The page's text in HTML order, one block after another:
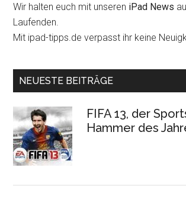
Wir halten euch mit unseren iPad News
Laufenden.
Mit ipad-tipps.de verpasst ihr keine
NEUESTE BEITRÄGE
FIFA 13, der
Hammer des